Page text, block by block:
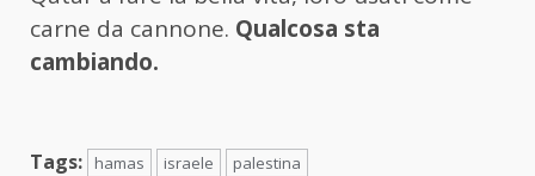
carne da cannone. Qualcosa sta
cambiando.
Tags: hamas israele palestina